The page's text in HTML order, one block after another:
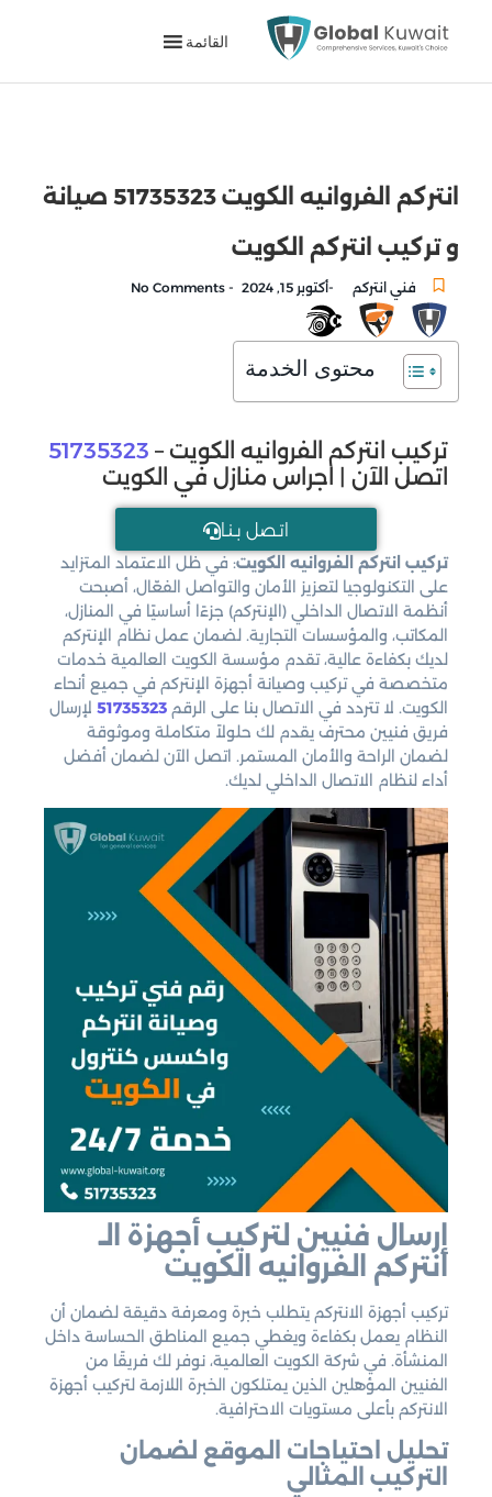
القائمة
انتركم الفروانيه الكويت 51735323 صيانة
و تركيب انتركم الكويت
فني انتركم -أكتوبر 15, 2024 -
محتوى الخدمة
تركيب انتركم الفروانيه الكويت – 51735323
اتصل الآن | اجراس منازل في الكويت
اتـصل بـنـا
تركيب انتركم الفروانيه الكويت: في ظل الاعتماد المتزايد
على التكنولوجيا لتعزيز الأمان والتواصل الفعّال، أصبحت
أنظمة الاتصال الداخلي (الإنتركم) جزءًا أساسيًا في المنازل،
المكاتب، والمؤسسات التجارية. لضمان عمل نظام الإنتركم
لديك بكفاءة عالية، تقدم مؤسسة الكويت العالمية خدمات
متخصصة في تركيب وصيانة أجهزة الإنتركم في جميع أنحاء
الكويت. لا تتردد في الاتصال بنا على الرقم 51735323 لإرسال
فريق فنيين محترف يقدم لك حلولاً متكاملة وموثوقة
لضمان الراحة والأمان المستمر. اتصل الآن لضمان أفضل
أداء لنظام الاتصال الداخلي لديك.
إرسال فنيين لتركيب أجهزة الـ
انتركم الفروانيه الكويت
تركيب أجهزة الانتركم يتطلب خبرة ومعرفة دقيقة لضمان أن
النظام يعمل بكفاءة ويغطي جميع المناطق الحساسة داخل
المنشأة. في شركة الكويت العالمية، نوفر لك فريقًا من
الفنيين المؤهلين الذين يمتلكون الخبرة اللازمة لتركيب أجهزة
الانتركم بأعلى مستويات الاحترافية.
تحليل احتياجات الموقع لضمان
التركيب المثالي